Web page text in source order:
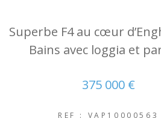
Superbe F4 au cœur
Bains avec loggia et
375 000 €
REF : VAP10000563